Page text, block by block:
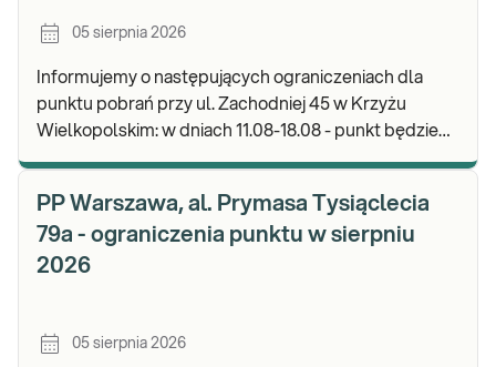
05 sierpnia 2026
Informujemy o następujących ograniczeniach dla
punktu pobrań przy ul. Zachodniej 45 w Krzyżu
Wielkopolskim: w dniach 11.08-18.08 - punkt będzie
PP Warszawa, al. Prymasa Tysiąclecia
79a - ograniczenia punktu w sierpniu
2026
05 sierpnia 2026